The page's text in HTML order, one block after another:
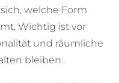
welche Form
Wichtig ist vor
und räumliche
bleiben.